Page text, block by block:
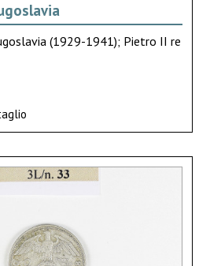
(1929-1941); Pietro II re